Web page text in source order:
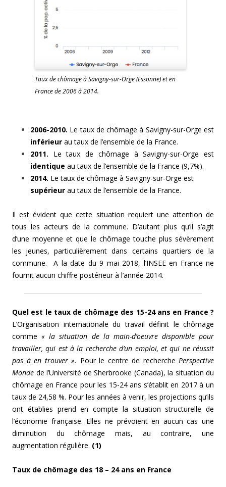
Taux de chômage à Savigny-sur-Orge (Essonne) et en
France de 2006 à 2014.
2006-2010. Le taux de chômage à Savigny-sur-Orge est
inférieur au taux de l’ensemble de la France.
2011. Le taux de chômage à Savigny-sur-Orge est
identique au taux de l’ensemble de la France (9,7%).
2014. Le taux de chômage à Savigny-sur-Orge est
supérieur au taux de l’ensemble de la France.
Il est évident que cette situation requiert une attention de
tous les acteurs de la commune. D’autant plus qu’il s’agit
d’une moyenne et que le chômage touche plus sévèrement
les jeunes, particulièrement dans certains quartiers de la
commune. A la date du 9 mai 2018, l’INSEE en France ne
fournit aucun chiffre postérieur à l’année 2014.
Quel est le taux de chômage des 15-24 ans en France ?
L’Organisation internationale du travail définit le chômage
comme« la situation de la main-d’oeuvre disponible pour
travailler, qui est à la recherche d’un emploi, et qui ne réussit
pas à en trouver ». Pour le centre de recherche Perspective
Monde de l’Université de Sherbrooke (Canada), la situation du
chômage en France pour les 15-24 ans s’établit en 2017 à un
taux de 24,58 %. Pour les années à venir, les projections qu’ils
ont établies prend en compte la situation structurelle de
l’économie française. Elles ne prévoient en aucun cas une
diminution du chômage mais, au contraire, une
augmentation régulière. (1)
Taux de chômage des 18 – 24 ans en France